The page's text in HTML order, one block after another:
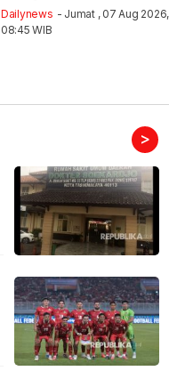
Dailynews - Jumat , 07 Aug 2026,
08:45 WIB
>